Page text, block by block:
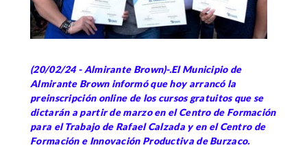
(20/02/24 - Almirante Brown)-.El Municipio de
Almirante Brown informó que hoy arrancó la
preinscripción online de los cursos gratuitos que se
dictarán a partir de marzo en el Centro de Formación
para el Trabajo de Rafael Calzada y en el Centro de
Formación e Innovación Productiva de Burzaco.